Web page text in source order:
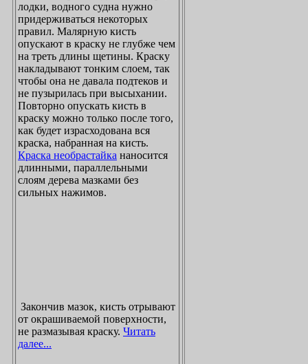
лодки, водного судна нужно
придерживаться некоторых
правил. Малярную кисть
опускают в краску не глубже чем
на треть длины щетины. Краску
накладывают тонким слоем, так
чтобы она не давала подтеков и
не пузырилась при высыхании.
Повторно опускать кисть в
краску можно только после того,
как будет израсходована вся
краска, набранная на кисть.
Краска необрастайка
длинными, параллельными
слоям дерева мазками без
сильных нажимов.
Закончив мазок, кисть отрывают
от окрашиваемой поверхности,
не размазывая краску. Читать
далее...